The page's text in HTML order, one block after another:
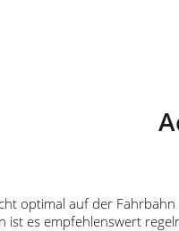
optimal auf der
ist es empfehlenswert